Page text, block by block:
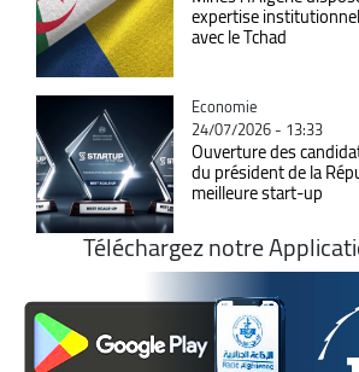
expertise
avec le Tchad
Catégorie
Economie
24/07/2026 - 13:33
Ouverture des
du président de la
meilleure start-up
Téléchargez notre